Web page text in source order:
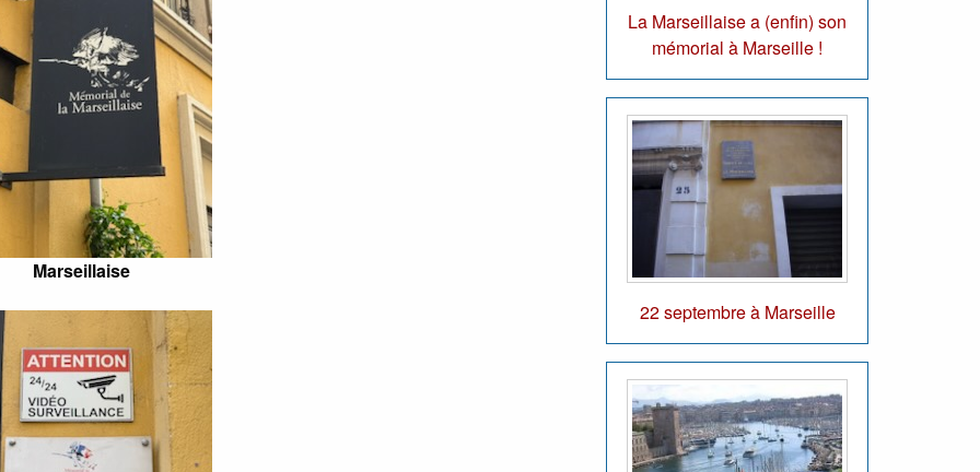
Marseillaise
La Marseillaise a (enfin) son
mémorial à Marseille !
22 septembre à Marseille